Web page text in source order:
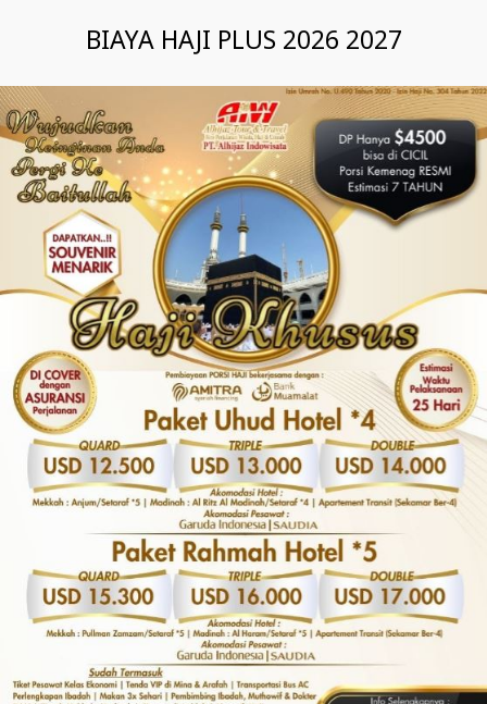
BIAYA HAJI PLUS 2026 2027